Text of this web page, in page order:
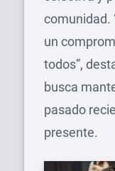
comunidad.
un
todos”,
busca
pasado
presente.